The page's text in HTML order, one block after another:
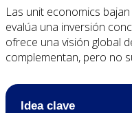
Las unit economics
evalúa una inversión
ofrece una visión global
complementan, pero no
Idea clave